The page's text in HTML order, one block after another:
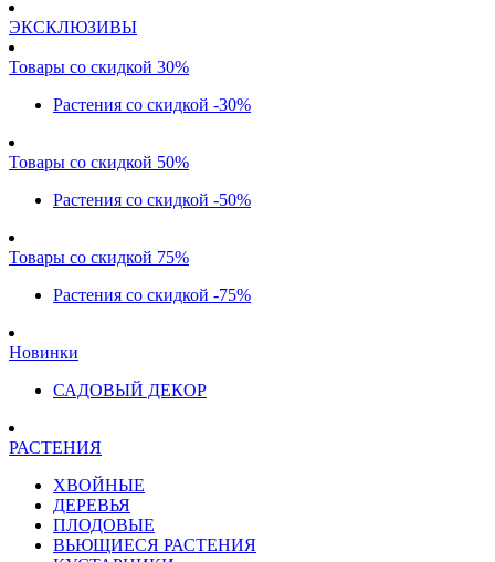
ЭКСКЛЮЗИВЫ
Товары со скидкой 30%
Растения со скидкой -30%
Товары со скидкой 50%
Растения со скидкой -50%
Товары со скидкой 75%
Растения со скидкой -75%
Новинки
САДОВЫЙ ДЕКОР
РАСТЕНИЯ
ХВОЙНЫЕ
ДЕРЕВЬЯ
ПЛОДОВЫЕ
ВЬЮЩИЕСЯ РАСТЕНИЯ